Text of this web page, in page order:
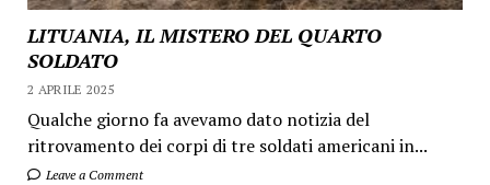
LITUANIA, IL MISTERO DEL QUARTO
SOLDATO
2 APRILE 2025
Qualche giorno fa avevamo dato notizia del
ritrovamento dei corpi di tre soldati americani in...
Leave a Comment